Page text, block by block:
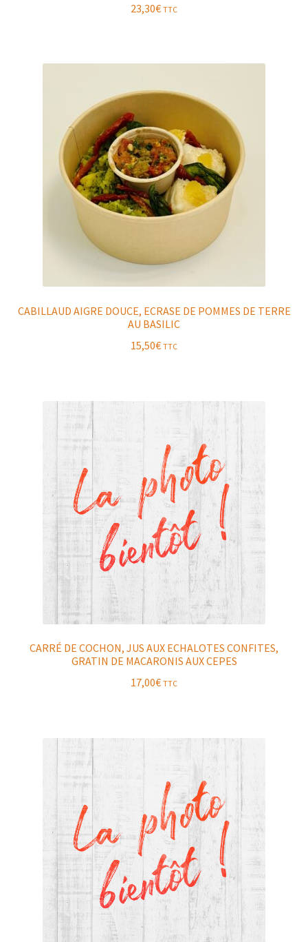
23,30€ TTC
CABILLAUD AIGRE DOUCE, ECRASE DE POMMES DE TERRE
AU BASILIC
15,50€ TTC
CARRÉ DE COCHON, JUS AUX ECHALOTES CONFITES,
GRATIN DE MACARONIS AUX CEPES
17,00€ TTC